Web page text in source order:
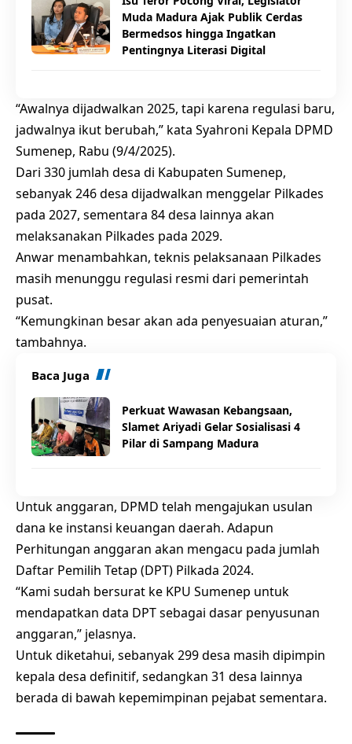
Muda Madura Ajak Publik Cerdas
Bermedsos hingga Ingatkan
Pentingnya Literasi Digital
“Awalnya dijadwalkan 2025, tapi karena regulasi baru,
jadwalnya ikut berubah,” kata Syahroni Kepala DPMD
Sumenep, Rabu (9/4/2025).
Dari 330 jumlah desa di Kabupaten Sumenep,
sebanyak 246 desa dijadwalkan menggelar Pilkades
pada 2027, sementara 84 desa lainnya akan
melaksanakan Pilkades pada 2029.
Anwar menambahkan, teknis pelaksanaan Pilkades
masih menunggu regulasi resmi dari pemerintah
pusat.
“Kemungkinan besar akan ada penyesuaian aturan,”
tambahnya.
Baca Juga
Perkuat Wawasan Kebangsaan,
Slamet Ariyadi Gelar Sosialisasi 4
Pilar di Sampang Madura
Untuk anggaran, DPMD telah mengajukan usulan
dana ke instansi keuangan daerah. Adapun
Perhitungan anggaran akan mengacu pada jumlah
Daftar Pemilih Tetap (DPT) Pilkada 2024.
“Kami sudah bersurat ke KPU Sumenep untuk
mendapatkan data DPT sebagai dasar penyusunan
anggaran,” jelasnya.
Untuk diketahui, sebanyak 299 desa masih dipimpin
kepala desa definitif, sedangkan 31 desa lainnya
berada di bawah kepemimpinan pejabat sementara.